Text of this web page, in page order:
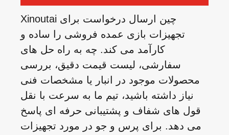
Xinoutai چین ارسال درخواست برای
تجهیزات بازی عمده فروشی را ساده و
کارآمد می کند. چه به راه حل های
سفارشی، لیست قیمت دقیق، بررسی
محصولات موجود در انبار یا مشخصات فنی
نیاز داشته باشید، تیم ما به سرعت با نقل
قول های شفاف و پشتیبانی حرفه ای پاسخ
می دهد. برای پرس و جو در مورد تجهیزات